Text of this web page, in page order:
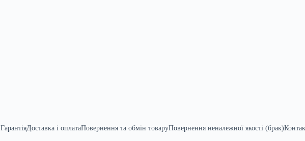
ГарантіяДоставка і оплатаПовернення та обмін товаруПовернення неналежної якості (брак)